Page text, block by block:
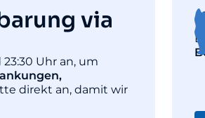
via
Uhr an, um
direkt an, damit wir